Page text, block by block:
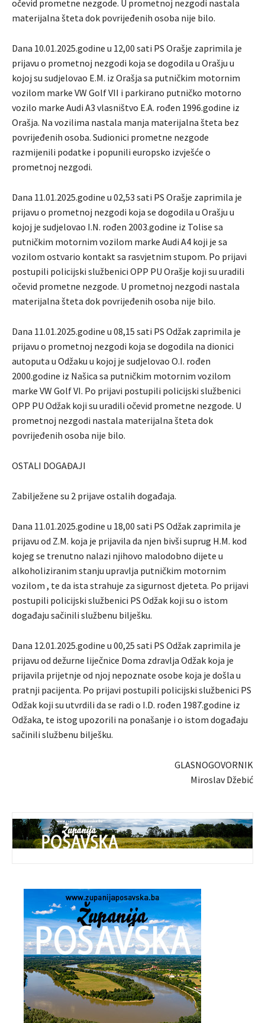
očevid prometne nezgode. U prometnoj nezgodi nastala
materijalna šteta dok povrijeđenih osoba nije bilo.
Dana 10.01.2025.godine u 12,00 sati PS Orašje zaprimila je
prijavu o prometnoj nezgodi koja se dogodila u Orašju u
kojoj su sudjelovao E.M. iz Orašja sa putničkim motornim
vozilom marke VW Golf VII i parkirano putničko motorno
vozilo marke Audi A3 vlasništvo E.A. rođen 1996.godine iz
Orašja. Na vozilima nastala manja materijalna šteta bez
povrijeđenih osoba. Sudionici prometne nezgode
razmijenili podatke i popunili europsko izvješće o
prometnoj nezgodi.
Dana 11.01.2025.godine u 02,53 sati PS Orašje zaprimila je
prijavu o prometnoj nezgodi koja se dogodila u Orašju u
kojoj je sudjelovao I.N. rođen 2003.godine iz Tolise sa
putničkim motornim vozilom marke Audi A4 koji je sa
vozilom ostvario kontakt sa rasvjetnim stupom. Po prijavi
postupili policijski službenici OPP PU Orašje koji su uradili
očevid prometne nezgode. U prometnoj nezgodi nastala
materijalna šteta dok povrijeđenih osoba nije bilo.
Dana 11.01.2025.godine u 08,15 sati PS Odžak zaprimila je
prijavu o prometnoj nezgodi koja se dogodila na dionici
autoputa u Odžaku u kojoj je sudjelovao O.I. rođen
2000.godine iz Našica sa putničkim motornim vozilom
marke VW Golf VI. Po prijavi postupili policijski službenici
OPP PU Odžak koji su uradili očevid prometne nezgode. U
prometnoj nezgodi nastala materijalna šteta dok
povrijeđenih osoba nije bilo.
OSTALI DOGAĐAJI
Zabilježene su 2 prijave ostalih događaja.
Dana 11.01.2025.godine u 18,00 sati PS Odžak zaprimila je
prijavu od Z.M. koja je prijavila da njen bivši suprug H.M. kod
kojeg se trenutno nalazi njihovo malodobno dijete u
alkoholiziranim stanju upravlja putničkim motornim
vozilom , te da ista strahuje za sigurnost djeteta. Po prijavi
postupili policijski službenici PS Odžak koji su o istom
događaju sačinili službenu bilješku.
Dana 12.01.2025.godine u 00,25 sati PS Odžak zaprimila je
prijavu od dežurne liječnice Doma zdravlja Odžak koja je
prijavila prijetnje od njoj nepoznate osobe koja je došla u
pratnji pacijenta. Po prijavi postupili policijski službenici PS
Odžak koji su utvrdili da se radi o I.D. rođen 1987.godine iz
Odžaka, te istog upozorili na ponašanje i o istom događaju
sačinili službenu bilješku.
GLASNOGOVORNIK
Miroslav Džebić